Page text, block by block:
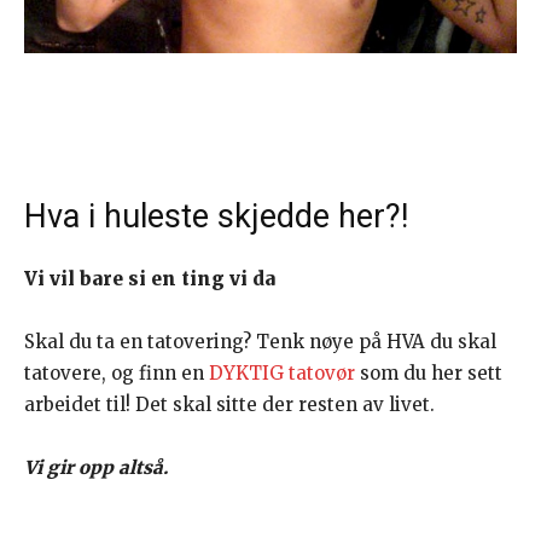
Hva i huleste skjedde her?!
Vi vil bare si en ting vi da
Skal du ta en tatovering? Tenk nøye på HVA du skal
tatovere, og finn en DYKTIG tatovør som du her sett
arbeidet til! Det skal sitte der resten av livet.
Vi gir opp altså.